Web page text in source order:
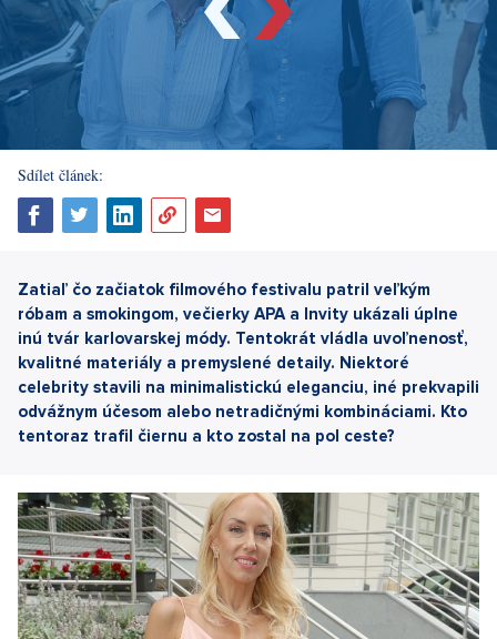
Sdílet článek:
Zatiaľ čo začiatok filmového festivalu patril veľkým
róbam a smokingom, večierky APA a Invity ukázali úplne
inú tvár karlovarskej módy. Tentokrát vládla uvoľnenosť,
kvalitné materiály a premyslené detaily. Niektoré
celebrity stavili na minimalistickú eleganciu, iné prekvapili
odvážnym účesom alebo netradičnými kombináciami. Kto
tentoraz trafil čiernu a kto zostal na pol ceste?